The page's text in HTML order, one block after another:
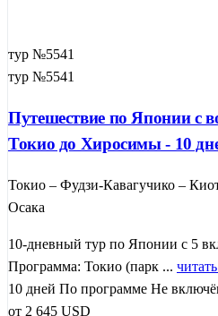
тур №5541
тур №5541
Путешествие по Японии с
Токио до Хиросимы - 10
Токио – Фудзи-Кавагучико –
Осака
10-дневный тур по Японии с 5
Программа: Токио (парк ...
10 дней По программе Не
от 2 645 USD